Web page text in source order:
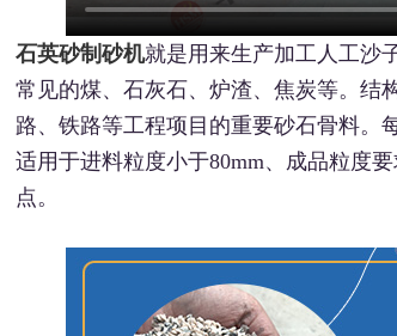
石英砂制砂机就是用来生产加工人工沙
常见的煤、石灰石、炉渣、焦炭等。结
路、铁路等工程项目的重要砂石骨料。
适用于进料粒度小于80mm、成品粒度
点。